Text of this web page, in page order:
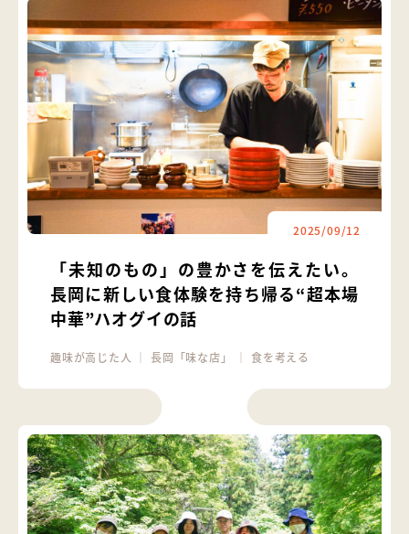
2025/09/12
「未知のもの」の豊かさを伝えたい。
長岡に新しい食体験を持ち帰る“超本場
中華”ハオグイの話
趣味が高じた人 ｜長岡「味な店」 ｜食を考える